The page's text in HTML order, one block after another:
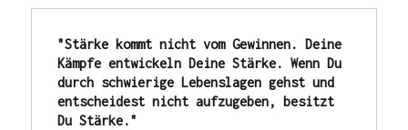
"Stärke kommt nicht vom Gewinnen. Deine
Kämpfe entwickeln Deine Stärke. Wenn Du
durch schwierige Lebenslagen gehst und
entscheidest nicht aufzugeben, besitzt
Du Stärke."